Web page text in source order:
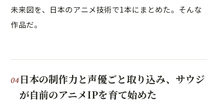
未来図を、日本のアニメ技術で1本にまとめた。そんな
作品だ。
日本の制作力と声優ごと取り込み、サウジ
が自前のアニメIPを育て始めた